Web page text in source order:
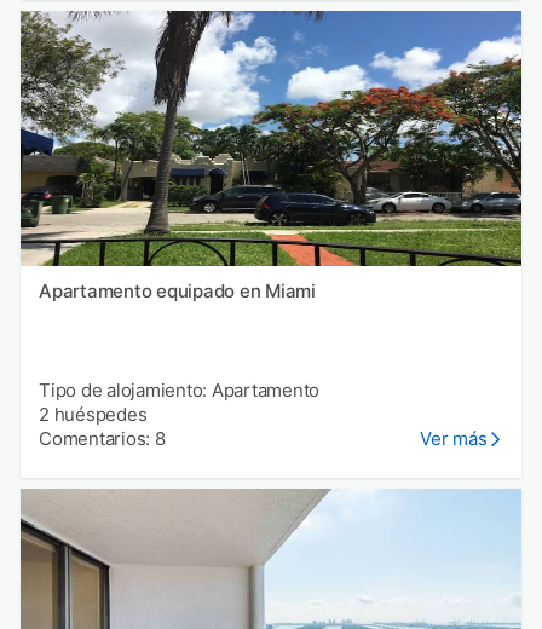
Apartamento equipado en Miami
Tipo de alojamiento: Apartamento
2 huéspedes
Comentarios: 8
Ver más